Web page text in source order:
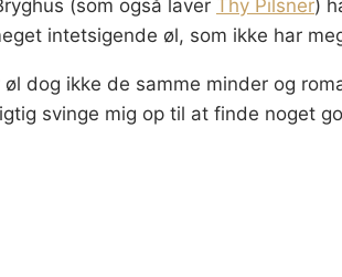
(som også laver Thy Pilsner)
intetsigende øl, som ikke har
dog ikke de samme minder og
svinge mig op til at finde noget